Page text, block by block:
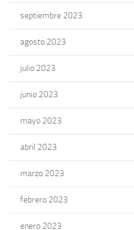
septiembre 2023
agosto 2023
julio 2023
junio 2023
mayo 2023
abril 2023
marzo 2023
febrero 2023
enero 2023